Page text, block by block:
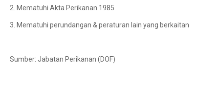
2. Mematuhi Akta Perikanan 1985
3. Mematuhi perundangan & peraturan lain yang berkaitan
Sumber: Jabatan Perikanan (DOF)